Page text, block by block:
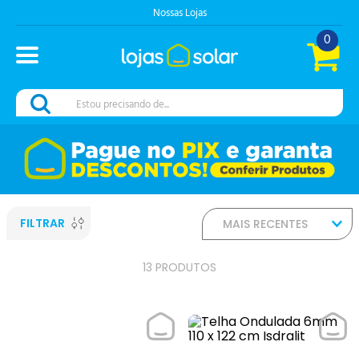
Nossas Lojas
0
Estou precisando de...
FILTRAR MAIS RECENTES
13 PRODUTOS